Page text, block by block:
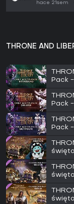
hace 21sem
THRONE AND
Pack
Pack
Pack